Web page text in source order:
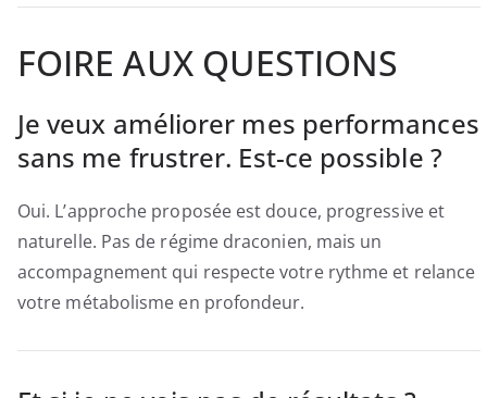
FOIRE AUX QUESTIONS
Je veux améliorer mes performances
sans me frustrer. Est-ce possible ?
Oui. L’approche proposée est douce, progressive et
naturelle. Pas de régime draconien, mais un
accompagnement qui respecte votre rythme et relance
votre métabolisme en profondeur.